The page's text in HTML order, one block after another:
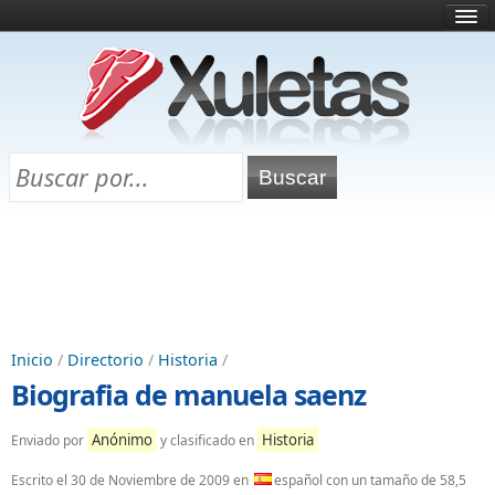
¿Qué es esto?
Directorio
Chuletas para exámenes
Inicio / Directorio / Historia /
Biografia de manuela saenz
Enviado por Anónimo y clasificado en Historia
Escrito el 30 de Noviembre de 2009en español con un tamaño de 58,5